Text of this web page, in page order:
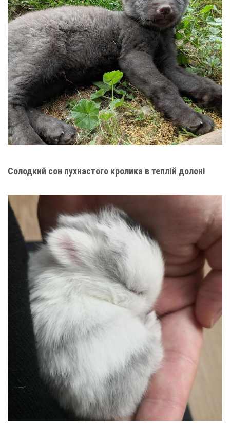
Солодкий сон пухнастого кролика в теплій долоні